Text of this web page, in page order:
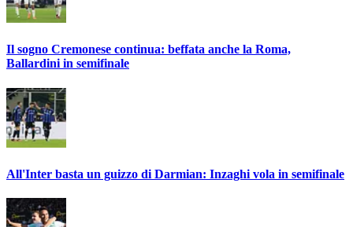
Il sogno Cremonese continua: beffata anche la Roma,
Ballardini in semifinale
All'Inter basta un guizzo di Darmian: Inzaghi vola in semifinale